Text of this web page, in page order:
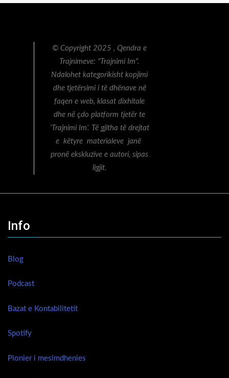
© Copyright 2025 , Qendra e
Trajnimeve: "Trajnimi Im".
Ndalohet kategorikisht kopjimi
dhe tjetërsimi i të dhënave në
faqen e web, klasat dixhitale
dhe në çdo platform tjetër te
‘Trajnimi Im’. Të gjitha të drejtat
e këtyre materialeve janë
pronë ekskluzive e autori, sipas
ligjit.
Info
Blog
Podcast
Bazat e Kontabilitetit
Spotify
Pionier i mesimdhenies